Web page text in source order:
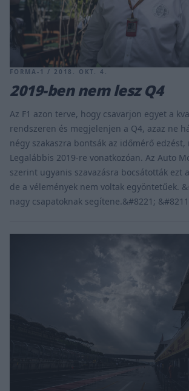
FORMA-1 / 2018. OKT. 4.
2019-ben nem lesz Q4
Az F1 azon terve, hogy csavarjon egyet a
rendszeren és megjelenjen a Q4, azaz ne
négy szakaszra bontsák az időmérő
Legalábbis 2019-re vonatkozóan. Az Auto
szerint ugyanis szavazásra bocsátották ezt
de a vélemények nem voltak egyöntetűek.
nagy csapatoknak segítene.&#8221;